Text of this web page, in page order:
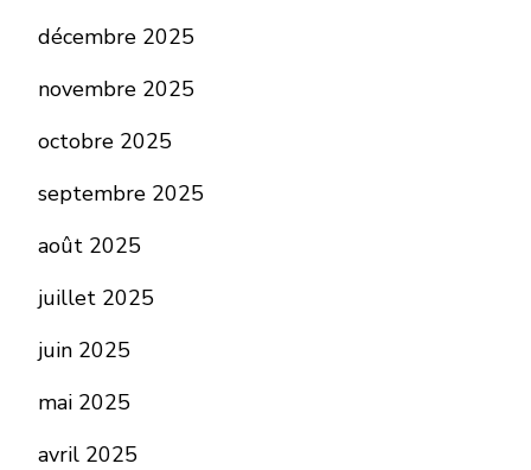
décembre 2025
novembre 2025
octobre 2025
septembre 2025
août 2025
juillet 2025
juin 2025
mai 2025
avril 2025